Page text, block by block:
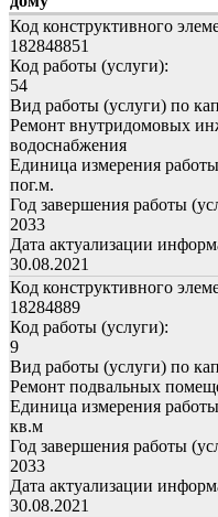
Код конструктивного
182848851
Код работы (услуги):
54
Вид работы (услуги) по
Ремонт внутридомовых
водоснабжения
Единица измерения
пог.м.
Год завершения работы
2033
Дата актуализации
30.08.2021
Код конструктивного
18284889
Код работы (услуги):
9
Вид работы (услуги) по
Ремонт подвальных
Единица измерения
кв.м
Год завершения работы
2033
Дата актуализации
30.08.2021